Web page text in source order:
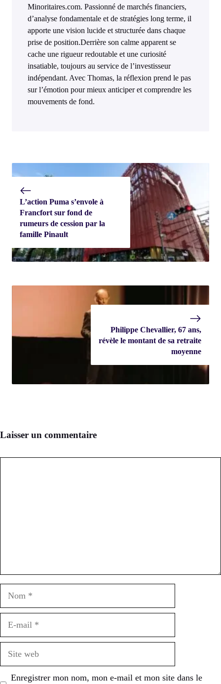
Minoritaires.com. Passionné de marchés financiers,
d’analyse fondamentale et de stratégies long terme, il
apporte une vision lucide et structurée dans chaque
prise de position.Derrière son calme apparent se
cache une rigueur redoutable et une curiosité
insatiable, toujours au service de l’investisseur
indépendant. Avec Thomas, la réflexion prend le pas
sur l’émotion pour mieux anticiper et comprendre les
mouvements de fond.
L’action Puma s’envole à
Francfort sur fond de
rumeurs de cession par la
famille Pinault
Philippe Chevallier, 67 ans,
révèle le montant de sa retraite
moyenne
Laisser un commentaire
Enregistrer mon nom, mon e-mail et mon site dans le